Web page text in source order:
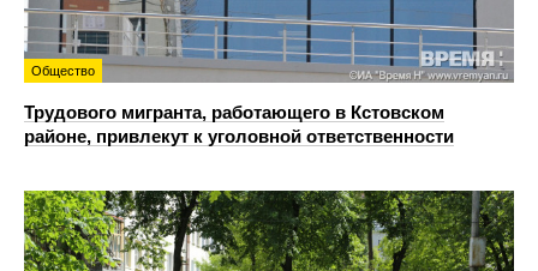
Общество
Трудового мигранта, работающего в Кстовском
районе, привлекут к уголовной ответственности